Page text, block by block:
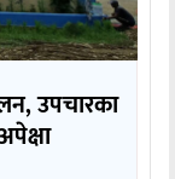
उपचारका